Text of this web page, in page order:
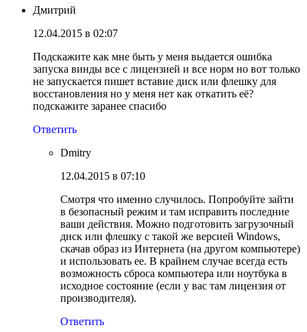
Дмитрий
12.04.2015 в 02:07
Подскажите как мне быть у меня выдается ошибка
запуска винды все с лицензией и все норм но вот только
не запускается пишет вставие диск или флешку для
восстановления но у меня нет как откатить её?
подскажите заранее спасибо
Ответить
Dmitry
12.04.2015 в 07:10
Смотря что именно случилось. Попробуйте зайти
в безопасный режим и там исправить последние
ваши действия. Можно подготовить загрузочный
диск или флешку с такой же версией Windows,
скачав образ из Интернета (на другом компьютере)
и использовать ее. В крайнем случае всегда есть
возможность сброса компьютера или ноутбука в
исходное состояние (если у вас там лицензия от
производителя).
Ответить